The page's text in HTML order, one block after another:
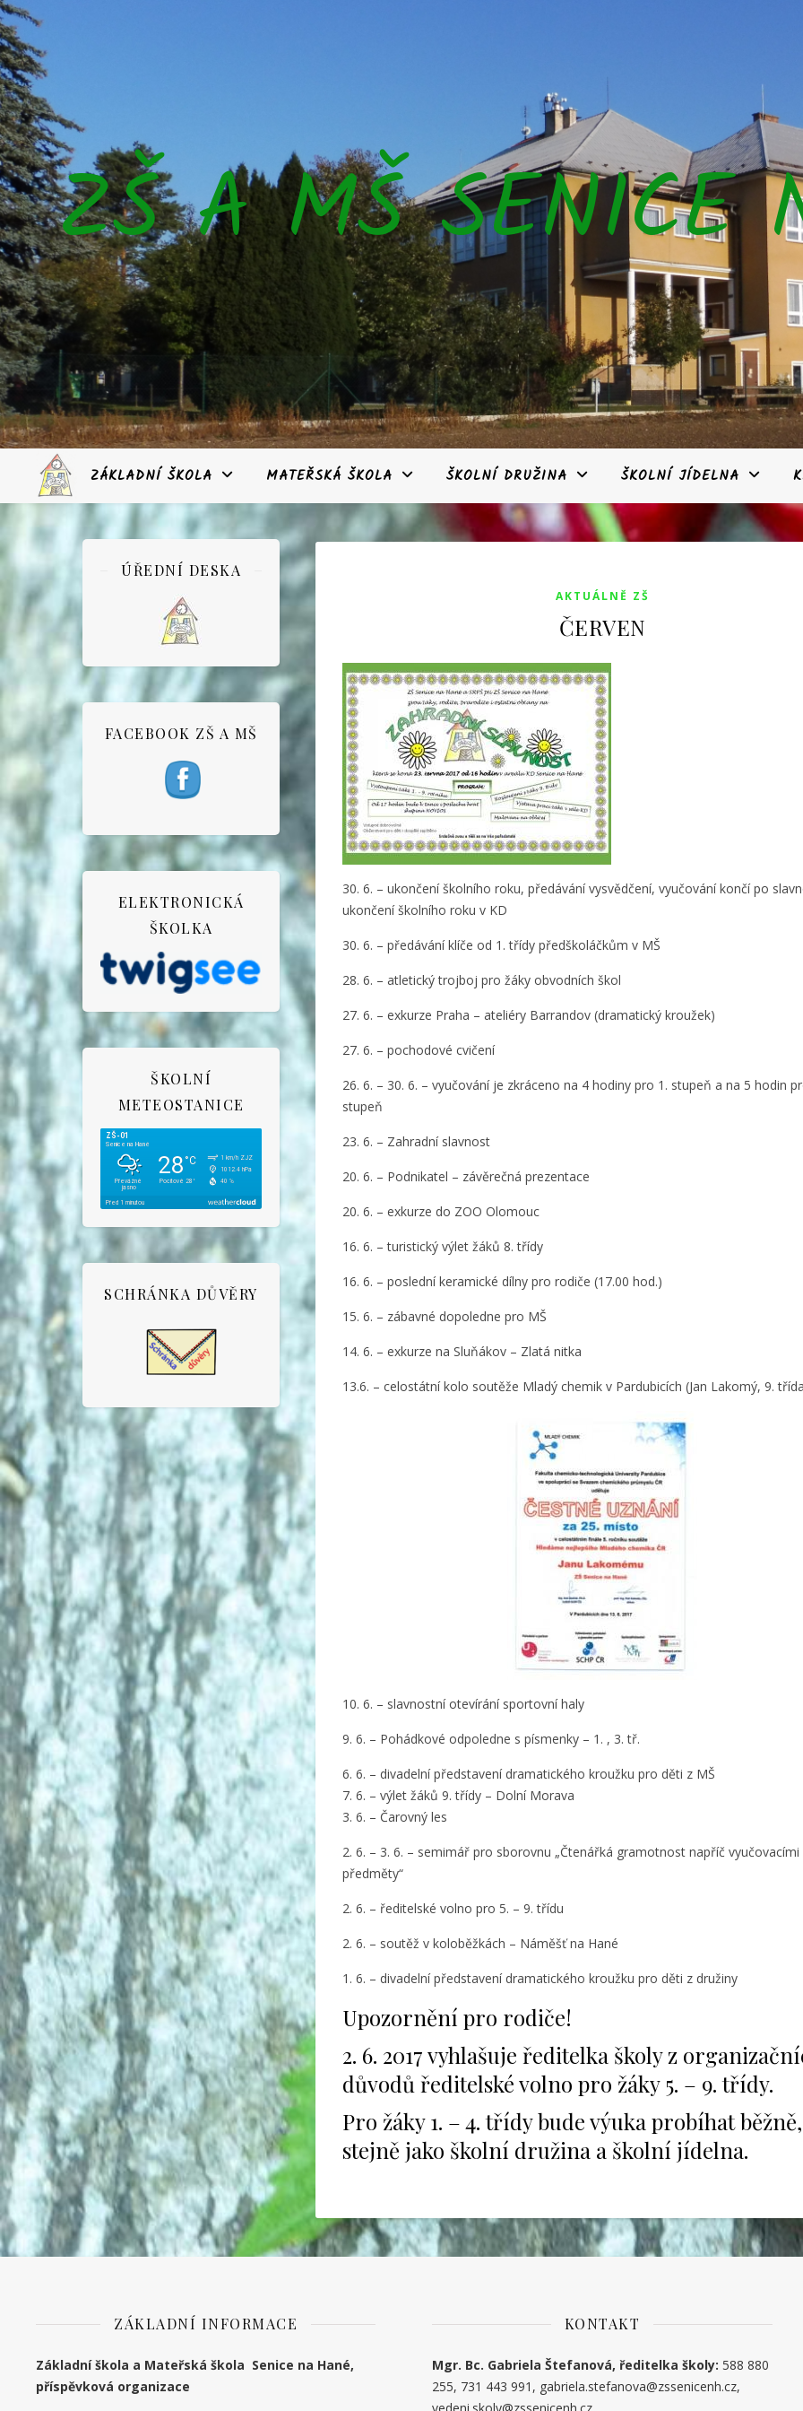
ZŠ A MŠ SENICE
ZÁKLADNÍ ŠKOLA MATEŘSKÁ ŠKOLA ŠKOLNÍ DRUŽINA ŠKOLNÍ JÍDELNA
ÚŘEDNÍ DESKA
FACEBOOK ZŠ A MŠ
ELEKTRONICKÁ
ŠKOLKA
ŠKOLNÍ
METEOSTANICE
SCHRÁNKA DŮVĚRY
AKTUÁLNĚ ZŠ
ČERVEN
30. 6. – ukončení školního roku, předávání vysvědčení, vyučování končí po
ukončení školního roku v KD
30. 6. – předávání klíče od 1. třídy předškoláčkům v MŠ
28. 6. – atletický trojboj pro žáky obvodních škol
27. 6. – exkurze Praha – ateliéry Barrandov (dramatický kroužek)
27. 6. – pochodové cvičení
26. 6. – 30. 6. – vyučování je zkráceno na 4 hodiny pro 1. stupeň a na 5 hodin
stupeň
23. 6. – Zahradní slavnost
20. 6. – Podnikatel – závěrečná prezentace
20. 6. – exkurze do ZOO Olomouc
16. 6. – turistický výlet žáků 8. třídy
16. 6. – poslední keramické dílny pro rodiče (17.00 hod.)
15. 6. – zábavné dopoledne pro MŠ
14. 6. – exkurze na Sluňákov – Zlatá nitka
13.6. – celostátní kolo soutěže Mladý chemik v Pardubicích (Jan Lakomý, 9.
10. 6. – slavnostní otevírání sportovní haly
9. 6. – Pohádkové odpoledne s písmenky – 1. , 3. tř.
6. 6. – divadelní představení dramatického kroužku pro děti z MŠ
7. 6. – výlet žáků 9. třídy – Dolní Morava
3. 6. – Čarovný les
2. 6. – 3. 6. – semimář pro sborovnu „Čtenářká gramotnost napříč vyučovacími
předměty“
2. 6. – ředitelské volno pro 5. – 9. třídu
2. 6. – soutěž v koloběžkách – Náměšť na Hané
1. 6. – divadelní představení dramatického kroužku pro děti z družiny
Upozornění pro rodiče!
2. 6. 2017 vyhlašuje ředitelka školy z
důvodů ředitelské volno pro žáky 5. – 9. třídy.
Pro žáky 1. – 4. třídy bude výuka probíhat běžně,
stejně jako školní družina a školní jídelna.
ZÁKLADNÍ INFORMACE
Základní škola a Mateřská škola Senice na Hané,
příspěvková organizace
KONTAKT
Mgr. Bc. Gabriela Štefanová, ředitelka školy: 588 880
255, 731 443 991, gabriela.stefanova@zssenicenh.cz,